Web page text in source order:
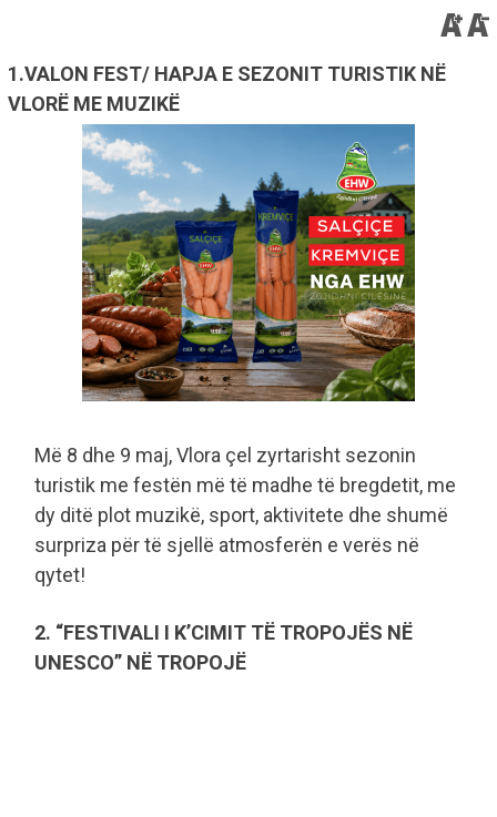
1.VALON FEST/ HAPJA E SEZONIT TURISTIK NË
VLORË ME MUZIKË
Më 8 dhe 9 maj, Vlora çel zyrtarisht sezonin
turistik me festën më të madhe të bregdetit, me
dy ditë plot muzikë, sport, aktivitete dhe shumë
surpriza për të sjellë atmosferën e verës në
qytet!
2. “FESTIVALI I K’CIMIT TË TROPOJËS NË
UNESCO” NË TROPOJË